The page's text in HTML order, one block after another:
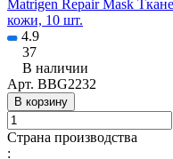
Matrigen Repair Mask
кожи, 10 шт.
4.9
37
В наличии
Арт. BBG2232
В корзину
Страна производства
: